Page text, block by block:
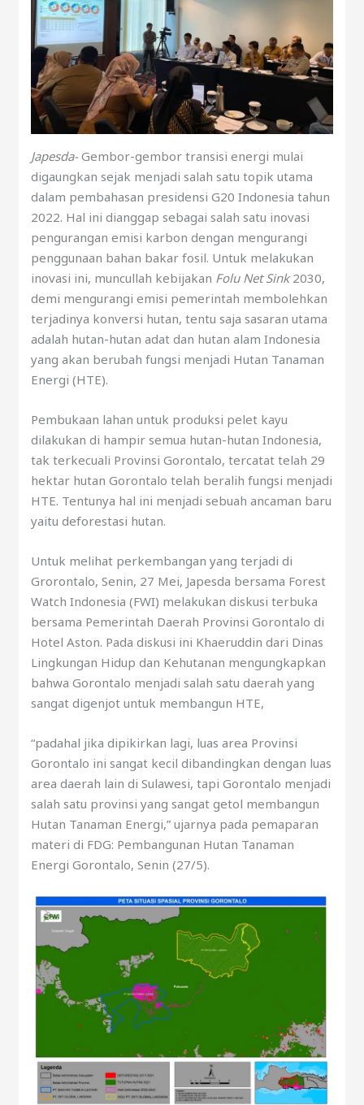
Japesda-Gembor-gembor transisi energi mulai
digaungkan sejak menjadi salah satu topik utama
dalam pembahasan presidensi G20 Indonesia tahun
2022. Hal ini dianggap sebagai salah satu inovasi
pengurangan emisi karbon dengan mengurangi
penggunaan bahan bakar fosil. Untuk melakukan
inovasi ini, muncullah kebijakan Folu Net Sink2030,
demi mengurangi emisi pemerintah membolehkan
terjadinya konversi hutan, tentu saja sasaran utama
adalah hutan-hutan adat dan hutan alam Indonesia
yang akan berubah fungsi menjadi Hutan Tanaman
Energi (HTE).
Pembukaan lahan untuk produksi pelet kayu
dilakukan di hampir semua hutan-hutan Indonesia,
tak terkecuali Provinsi Gorontalo, tercatat telah 29
hektar hutan Gorontalo telah beralih fungsi menjadi
HTE. Tentunya hal ini menjadi sebuah ancaman baru
yaitu deforestasi hutan.
Untuk melihat perkembangan yang terjadi di
Grorontalo, Senin, 27 Mei, Japesda bersama Forest
Watch Indonesia (FWI) melakukan diskusi terbuka
bersama Pemerintah Daerah Provinsi Gorontalo di
Hotel Aston. Pada diskusi ini Khaeruddin dari Dinas
Lingkungan Hidup dan Kehutanan mengungkapkan
bahwa Gorontalo menjadi salah satu daerah yang
sangat digenjot untuk membangun HTE,
“padahal jika dipikirkan lagi, luas area Provinsi
Gorontalo ini sangat kecil dibandingkan dengan luas
area daerah lain di Sulawesi, tapi Gorontalo menjadi
salah satu provinsi yang sangat getol membangun
Hutan Tanaman Energi,” ujarnya pada pemaparan
materi di FDG: Pembangunan Hutan Tanaman
Energi Gorontalo, Senin (27/5).